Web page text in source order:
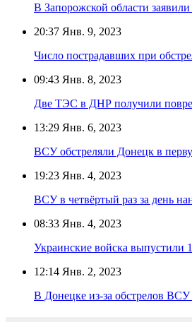
В Запорожской области
20:37 Янв. 9, 2023
Число пострадавших при
09:43 Янв. 8, 2023
Две ТЭС в ДНР получили
13:29 Янв. 6, 2023
ВСУ обстреляли Донецк в
19:23 Янв. 4, 2023
ВСУ в четвёртый раз за день
08:33 Янв. 4, 2023
Украинские войска выпустили
12:14 Янв. 2, 2023
В Донецке из-за обстрелов ВСУ